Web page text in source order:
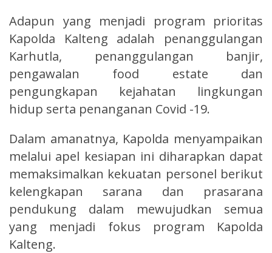
Adapun yang menjadi program prioritas
Kapolda Kalteng adalah penanggulangan
Karhutla, penanggulangan banjir,
pengawalan food estate dan
pengungkapan kejahatan lingkungan
hidup serta penanganan Covid -19.
Dalam amanatnya, Kapolda menyampaikan
melalui apel kesiapan ini diharapkan dapat
memaksimalkan kekuatan personel berikut
kelengkapan sarana dan prasarana
pendukung dalam mewujudkan semua
yang menjadi fokus program Kapolda
Kalteng.